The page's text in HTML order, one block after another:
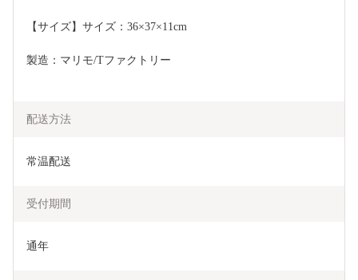
【サイズ】サイズ：36×37×11cm
製造：マリモ/Tファクトリー
配送方法
常温配送
受付期間
通年